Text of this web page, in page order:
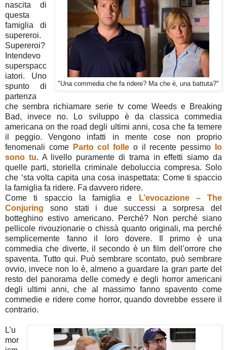
"Una commedia che fa ridere? Ma che è, una battuta?"
nascita di
questa
famiglia di
supereroi.
Supereroi?
Intendevo
superspacc
iatori. Uno
spunto di
partenza
che sembra richiamare serie tv come Weeds e Breaking
Bad, invece no. Lo sviluppo è da classica commedia
americana on the road degli ultimi anni, cosa che fa temere
il peggio. Vengono infatti in mente cose non proprio
fenomenali come
Parto col folle o il recente pessimo
Io
sono tu. A livello puramente di trama in effetti siamo da
quelle parti, storiella criminale deboluccia compresa. Solo
che ‘sta volta capita una cosa inaspettata: Come ti spaccio
la famiglia fa ridere. Fa davvero ridere.
Come ti spaccio la famiglia e
L’evocazione – The
Conjuring sono stati i due successi a sorpresa del
botteghino estivo americano. Perché? Non perché siano
pellicole rivouzionarie o chissà quanto originali, ma perché
semplicemente fanno il loro dovere. Il primo è una
commedia che diverte, il secondo è un film dell’orrore che
spaventa. Tutto qui. Può sembrare scontato, può sembrare
ovvio, invece non lo è, almeno a guardare la gran parte del
resto del panorama delle comedy e degli horror americani
degli ultimi anni, che al massimo fanno spavento come
commedie e ridere come horror, quando dovrebbe essere il
contrario.
L’u
mor